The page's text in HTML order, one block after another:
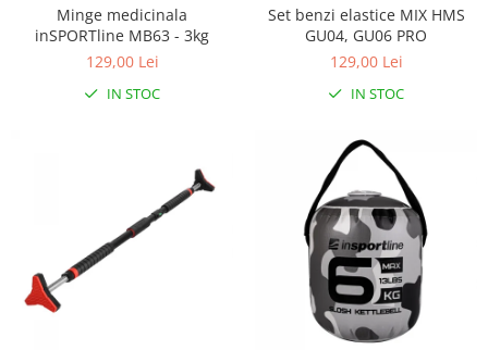
Interfoane, Sterilizatoare,
Electronice diverse
Incalzitoare si sterilizatoare
Aparate diverse
Aspirator nazal
Pompe san
Minge medicinala
inSPORTline MB63 - 3kg
129,00 Lei
IN STOC
Set benzi elastice MIX HMS
GU04, GU06 PRO
129,00 Lei
IN STOC